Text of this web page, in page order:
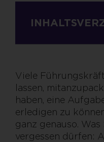
Viele
lassen,
haben, eine
erledigen zu
ganz genauso.
vergessen dürfen: